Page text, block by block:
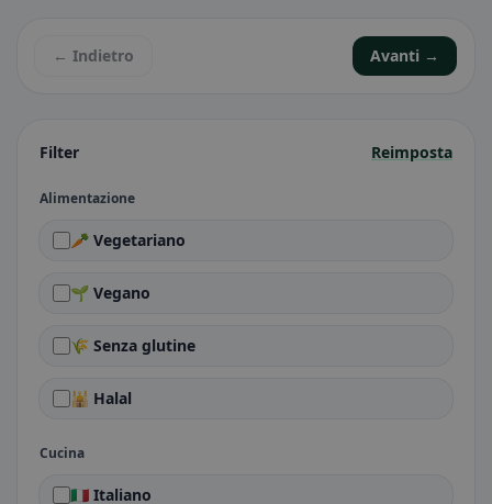
Filter Reimposta
Alimentazione
🥕 Vegetariano
🌱 Vegano
🌾 Senza glutine
🕌 Halal
Cucina
🇮🇹 Italiano
← Indietro Avanti →